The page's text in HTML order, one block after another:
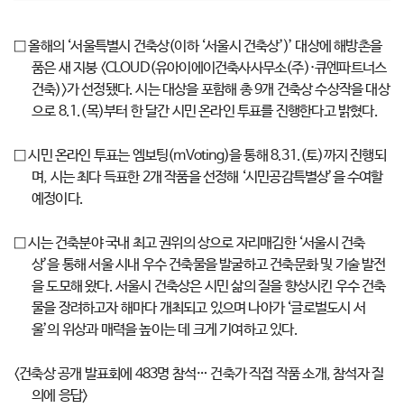
□ 올해의 ‘서울특별시 건축상(이하 ‘서울시 건축상’)’ 대상에 해방촌을
품은 새 지붕 <CLOUD(유아이에이건축사사무소(주)·큐엔파트너스
건축)>가 선정됐다. 시는 대상을 포함해 총 9개 건축상 수상작을 대상
으로 8.1.(목)부터 한 달간 시민 온라인 투표를 진행한다고 밝혔다.
□ 시민 온라인 투표는 엠보팅(mVoting)을 통해 8.31.(토)까지 진행되
며, 시는 최다 득표한 2개 작품을 선정해 ‘시민공감특별상’을 수여할
예정이다.
□ 시는 건축분야 국내 최고 권위의 상으로 자리매김한 ‘서울시 건축
상’을 통해 서울 시내 우수 건축물을 발굴하고 건축문화 및 기술 발전
을 도모해 왔다. 서울시 건축상은 시민 삶의 질을 향상시킨 우수 건축
물을 장려하고자 해마다 개최되고 있으며 나아가 ‘글로벌도시 서
울’의 위상과 매력을 높이는 데 크게 기여하고 있다.
<건축상 공개 발표회에 483명 참석… 건축가 직접 작품 소개, 참석자 질
의에 응답>